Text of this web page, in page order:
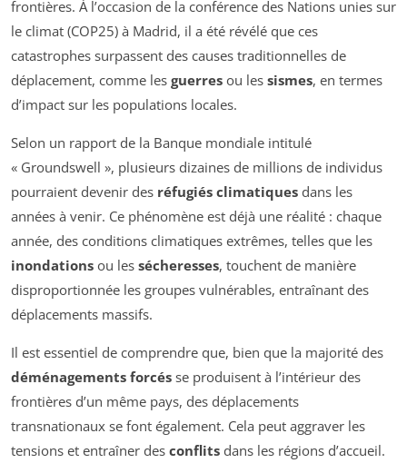
frontières. À l’occasion de la conférence des Nations unies sur
le climat (COP25) à Madrid, il a été révélé que ces
catastrophes surpassent des causes traditionnelles de
déplacement, comme les guerres ou les sismes, en termes
d’impact sur les populations locales.
Selon un rapport de la Banque mondiale intitulé
« Groundswell », plusieurs dizaines de millions de individus
pourraient devenir des réfugiés climatiques dans les
années à venir. Ce phénomène est déjà une réalité : chaque
année, des conditions climatiques extrêmes, telles que les
inondations ou les sécheresses, touchent de manière
disproportionnée les groupes vulnérables, entraînant des
déplacements massifs.
Il est essentiel de comprendre que, bien que la majorité des
déménagements forcés se produisent à l’intérieur des
frontières d’un même pays, des déplacements
transnationaux se font également. Cela peut aggraver les
tensions et entraîner des conflits dans les régions d’accueil.